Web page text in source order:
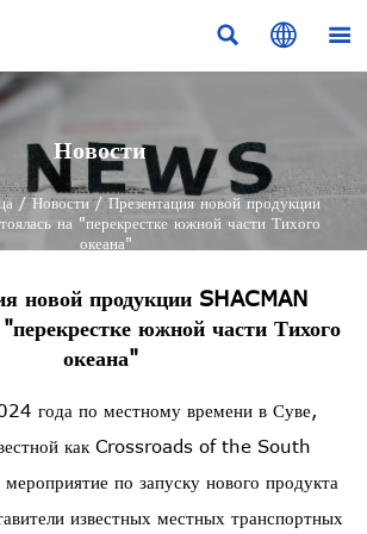
  
Новости
/Новости/Презентация новой продукции
на "перекрестке южной части Тихого
океана"
новой продукции SHACMAN
"перекрестке южной части Тихого
океана"
года по местному времени в Суве,
как Crossroads of the South
по запуску нового продукта
известных местных транспортных